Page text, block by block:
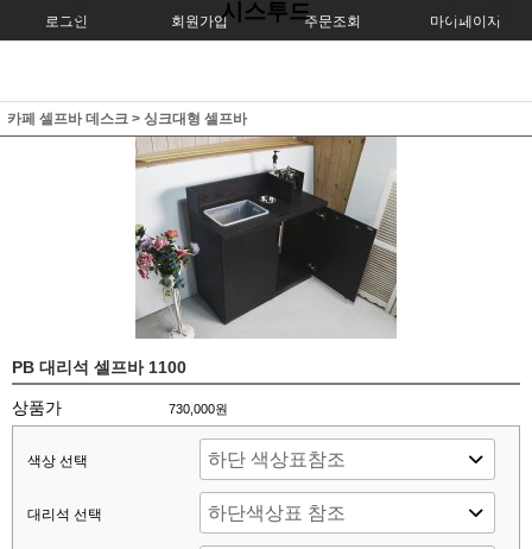
로그인 회원가입 주문조회 마이페이지
시스투드
카페 셀프바 데스크 > 싱크대형 셀프바
PB 대리석 셀프바 1100
상품가 730,000원
색상 선택
대리석 선택